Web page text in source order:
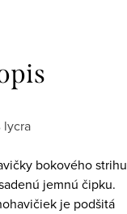
lycra
bokového strihu
jemnú čipku.
je podšitá